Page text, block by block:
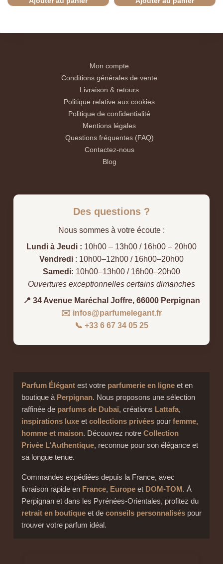
Mon compte
Conditions générales de vente
Livraison & retours
Politique relative aux cookies
Politique de confidentialité
Mentions légales
Questions fréquentes (FAQ)
Contactez-nous
Blog
Des questions ?
Nous sommes à votre écoute :
Lundi à Jeudi : 10h00 – 13h00 / 16h00 – 20h00
Vendredi : 10h00–12h00 / 16h00–20h00
Samedi: 10h00–13h00 / 16h00–20h00
Ouvertures exceptionnelles certains dimanches
📍 34 Avenue Maréchal Joffre, 66000 Perpignan
✉️ infos@parfumelegant.fr
📞 +33 6 67 34 05 25
Parfum Élégantest votre parfumerie en ligneet en
boutique à Perpignan. Nous proposons une sélection
raffinée de parfums de Dubaï, créations Lattafa,
inspirations luxeet collections privéespour femme,
homme et maison. Découvrez notre Collection
Privée L’Authentique, reconnue pour son élégance et
sa longue tenue.
Commandes expédiées depuis la France, avec
livraison rapide en France, Europeet DOM-TOM. À
Perpignan et dans les Pyrénées-Orientales, profitez du
retrait en boutiqueet de conseils personnaliséspour
trouver votre parfum idéal.